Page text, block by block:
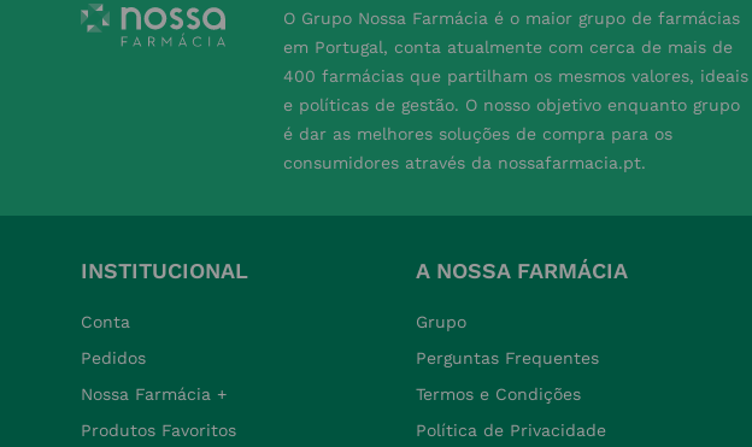
O Grupo Nossa Farmácia é o maior grupo de farmácias
em Portugal, conta atualmente com cerca de mais de
400 farmácias que partilham os mesmos valores, ideais
e políticas de gestão. O nosso objetivo enquanto grupo
é dar as melhores soluções de compra para os
consumidores através da nossafarmacia.pt.
INSTITUCIONAL
Conta
Pedidos
Nossa Farmácia +
Produtos Favoritos
A NOSSA FARMÁCIA
Grupo
Perguntas Frequentes
Termos e Condições
Política de Privacidade